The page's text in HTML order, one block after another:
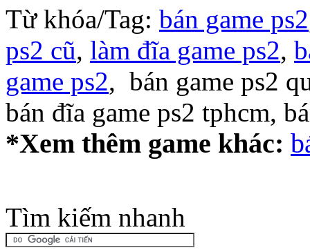
Từ khóa/Tag: bán game ps2
ps2 cũ, làm đĩa game ps2,
game ps2, bán game ps2
bán đĩa game ps2 tphcm,
*Xem thêm game khác:
Tìm kiếm nhanh